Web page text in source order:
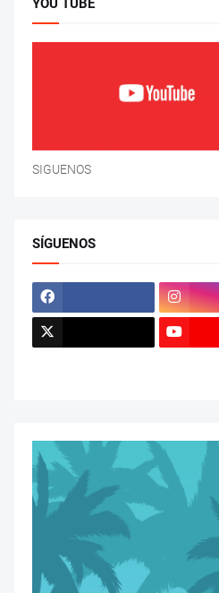
YOU TUBE
SIGUENOS
SÍGUENOS